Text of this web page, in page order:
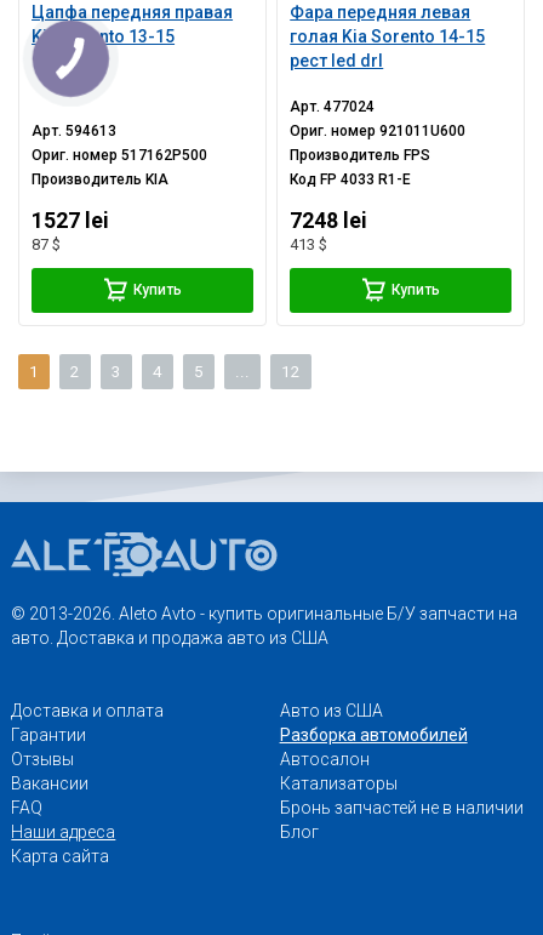
Цапфа передняя правая
Kia Sorento 13-15
Арт.594613
Ориг. номер517162P500
ПроизводительKIA
1527 lei
87 $
Купить
Фара передняя левая
голая Kia Sorento 14-15
рест led drl
Арт.477024
Ориг. номер921011U600
ПроизводительFPS
КодFP 4033 R1-E
7248 lei
413 $
Купить
1 2 3 4 5 12
© 2013-2026. Aleto Avto - купить оригинальные Б/У запчасти на
авто. Доставка и продажа авто из США
Доставка и оплата
Гарантии
Отзывы
Вакансии
FAQ
Наши адреса
Карта сайта
Авто из США
Разборка автомобилей
Автосалон
Катализаторы
Бронь запчастей не в наличии
Блог